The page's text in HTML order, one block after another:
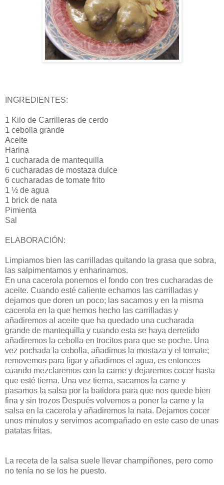
INGREDIENTES:
1 Kilo de Carrilleras de cerdo
1 cebolla grande
Aceite
Harina
1 cucharada de mantequilla
6 cucharadas de mostaza dulce
6 cucharadas de tomate frito
1 ½ de agua
1 brick de nata
Pimienta
Sal
ELABORACIÓN:
Limpiamos bien las carrilladas quitando la grasa que sobra,
las salpimentamos y enharinamos.
En una cacerola ponemos el fondo con tres cucharadas de
aceite. Cuando esté caliente echamos las carrilladas y
dejamos que doren un poco; las sacamos y en la misma
cacerola en la que hemos hecho las carrilladas y
añadiremos al aceite que ha quedado una cucharada
grande de mantequilla y cuando esta se haya derretido
añadiremos la cebolla en trocitos para que se poche. Una
vez pochada la cebolla, añadimos la mostaza y el tomate;
removemos para ligar y añadimos el agua, es entonces
cuando mezclaremos con la carne y dejaremos cocer hasta
que esté tierna. Una vez tierna, sacamos la carne y
pasamos la salsa por la batidora para que nos quede bien
fina y sin trozos Después volvemos a poner la carne y la
salsa en la cacerola y añadiremos la nata. Dejamos cocer
unos minutos y servimos acompañado en este caso de unas
patatas fritas.
La receta de la salsa suele llevar champiñones, pero como
no tenía no se los he puesto.